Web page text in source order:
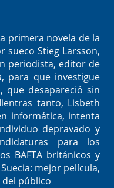
primera novela de la
sueco Stieg Larsson,
periodista, editor de
, para que investigue
que desapareció sin
tanto, Lisbeth
informática, intenta
depravado y
para los
BAFTA británicos y
mejor película,
del público